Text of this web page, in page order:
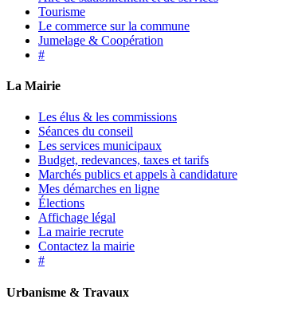
Tourisme
Le commerce sur la commune
Jumelage & Coopération
#
La Mairie
Les élus & les commissions
Séances du conseil
Les services municipaux
Budget, redevances, taxes et tarifs
Marchés publics et appels à candidature
Mes démarches en ligne
Élections
Affichage légal
La mairie recrute
Contactez la mairie
#
Urbanisme & Travaux